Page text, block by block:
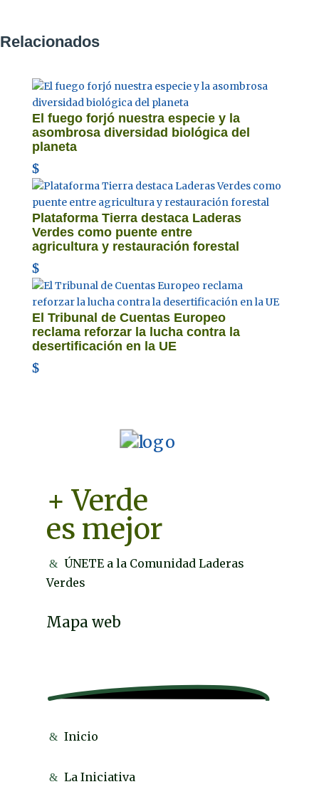
Relacionados
El fuego forjó nuestra especie y la
asombrosa diversidad biológica del
planeta
Plataforma Tierra destaca Laderas
Verdes como puente entre
agricultura y restauración forestal
El Tribunal de Cuentas Europeo
reclama reforzar la lucha contra la
desertificación en la UE
+ Verde
es mejor
ÚNETE a la Comunidad Laderas
Verdes
Mapa web
Inicio
La Iniciativa